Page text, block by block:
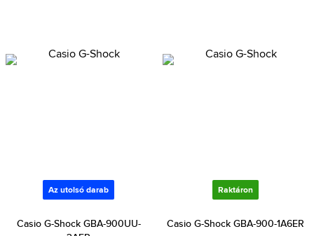
Az utolsó darab
Casio G-Shock GBA-900UU-
Raktáron
Casio G-Shock GBA-900-1A6ER